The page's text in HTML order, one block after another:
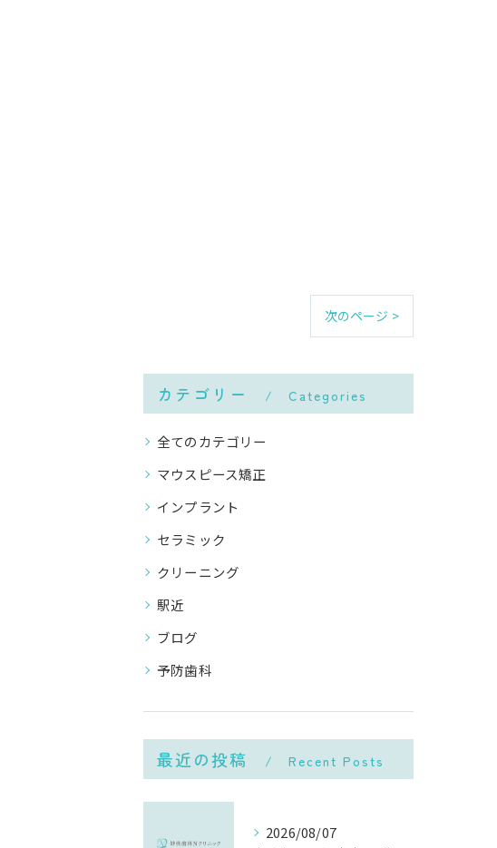
次のページ >
カテゴリー Categories
全てのカテゴリー
マウスピース矯正
インプラント
セラミック
クリーニング
駅近
ブログ
予防歯科
最近の投稿 Recent Posts
2026/08/07